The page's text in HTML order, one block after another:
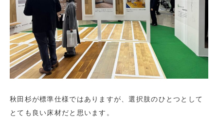
秋田杉が標準仕様ではありますが、選択肢のひとつとして
とても良い床材だと思います。